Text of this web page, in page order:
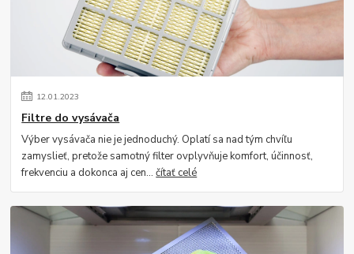
12.01.2023
Filtre do vysávača
Výber vysávača nie je jednoduchý. Oplatí sa nad tým chvíľu
zamyslieť, pretože samotný filter ovplyvňuje komfort, účinnosť,
frekvenciu a dokonca aj cen...čítať celé